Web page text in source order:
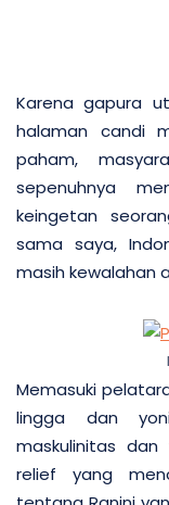
Karena gapura
halaman candi
paham,
sepenuhnya
keingetan
sama saya,
masih kewalahan
Memasuki
lingga dan
maskulinitas
relief yang